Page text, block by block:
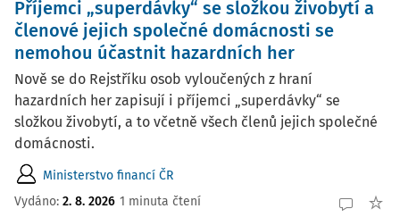
Příjemci „superdávky“ se složkou živobytí a
členové jejich společné domácnosti se
nemohou účastnit hazardních her
Nově se do Rejstříku osob vyloučených z hraní
hazardních her zapisují i příjemci „superdávky“ se
složkou živobytí, a to včetně všech členů jejich společné
domácnosti.
Ministerstvo financí ČR
Vydáno: 2. 8. 2026 1 minuta čtení